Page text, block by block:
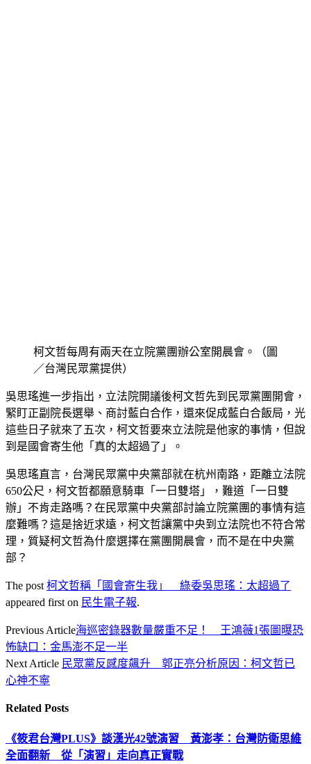
柯文哲每周有兩天在立院黨團辦公室開晨會。（圖
／台灣民眾黨提供）
吳思瑤進一步指出，立法院開議後柯文哲先到民眾黨團開會，
緊盯正副院長選舉、商討藍白合作，還來促成藍白合飯局，光
這些日子就來了五次，柯文哲要來立法院是他家的事情，但說
到是國會寄生他「真的太超過了」。
吳思瑤直言，台灣民眾黨中央黨部就在杭州南路，距離立法院
650公尺，柯文哲都願意騎車「一日雙塔」，難道「一日雙
辦」不肯走路嗎？在民眾黨中央黨部討論立院黨團的事情有這
麼難嗎？這是捨近求遠，柯文哲讓黨中央到立法院也不符合常
理，質疑柯文哲為什麼選擇在黨團開晨會，而不是在中央黨
部？
The post 柯文哲稱「國會寄生我」 綠委吳思瑤：太超過了
appeared first on 民生電子報.
Previous Article海巡密錄器數量嚴重不足！ 王鴻薇1張圖曝恐
怖缺口：金馬澎不足一半
Next Article 民眾黨反感度飆升 郭正亮分析原因：柯文哲已
心神不寧
Related Posts
《筱君台灣PLUS》談漢光42號演習 黃澎孝：台灣防衛思維
全面翻新 從「演習」走向真正實戰